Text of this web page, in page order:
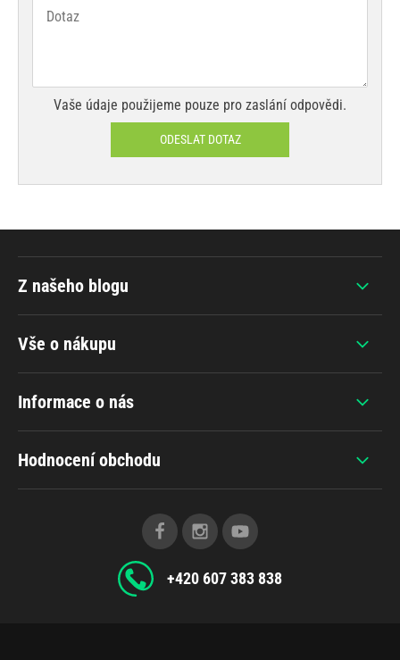
Vaše údaje použijeme pouze pro zaslání odpovědi.
ODESLAT DOTAZ
Vše o nákupu
Informace o nás
Hodnocení obchodu
+420 607 383 838
Z našeho blogu